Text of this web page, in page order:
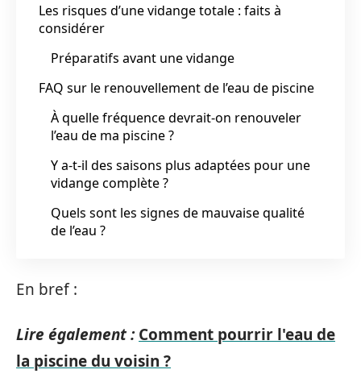
Les risques d’une vidange totale : faits à
considérer
Préparatifs avant une vidange
FAQ sur le renouvellement de l’eau de piscine
À quelle fréquence devrait-on renouveler
l’eau de ma piscine ?
Y a-t-il des saisons plus adaptées pour une
vidange complète ?
Quels sont les signes de mauvaise qualité
de l’eau ?
En bref :
Lire également : Comment pourrir l'eau de
la piscine du voisin ?